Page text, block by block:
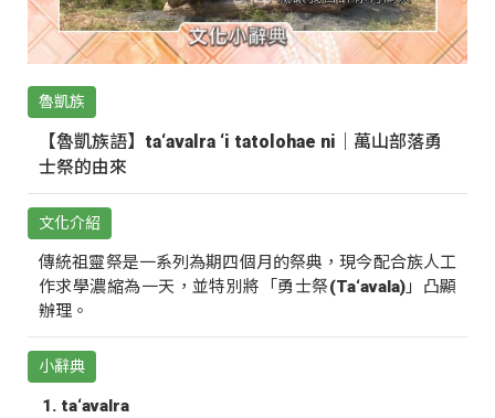
魯凱族
【魯凱族語】ta‘avalra ‘i tatolohae ni｜萬山部落勇
士祭的由來
文化介紹
傳統祖靈祭是一系列為期四個月的祭典，現今配合族人工
作求學濃縮為一天，並特別將「勇士祭(Ta‘avala)」凸顯
辦理。
小辭典
ta‘avalra